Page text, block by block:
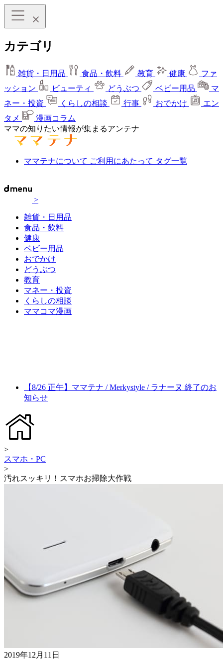
カテゴリ
雑貨・日用品 食品・飲料 教育 健康
ファ
ッション
ビューティ どうぶつ ベビー用品
マ
ネー・投資
くらしの相談 行事 おでかけ
エン
タメ
漫画コラム
ママの知りたい情報が集まるアンテナ
ママテナについて ご利用にあたって タグ一覧
>
雑貨・日用品
食品・飲料
健康
ベビー用品
おでかけ
どうぶつ
教育
マネー・投資
くらしの相談
ママコマ漫画
【8/26 正午】ママテナ / Merkystyle / ラナーヌ 終了のお
知らせ
>
スマホ・PC
>
汚れスッキリ！スマホお掃除大作戦
2019年12月11日